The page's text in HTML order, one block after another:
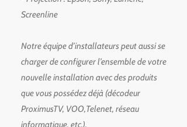
Screenline
Notre équipe d’installateurs peut aussi se
charger de configurer l’ensemble de votre
nouvelle installation avec des produits
que vous possédez déjà (décodeur
ProximusTV, VOO,Telenet, réseau
informatique, etc.).